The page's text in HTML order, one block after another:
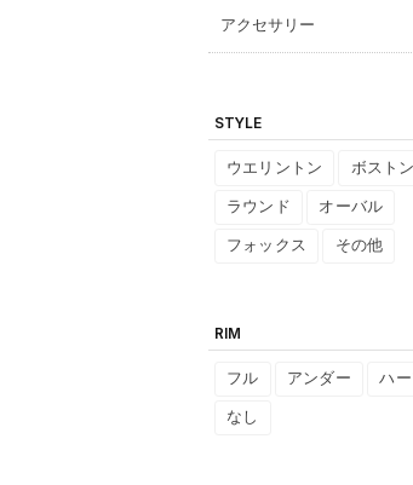
アクセサリー
STYLE
ウエリントン ボストン
ラウンド オーバル
フォックス その他
RIM
フル アンダー ハ
なし